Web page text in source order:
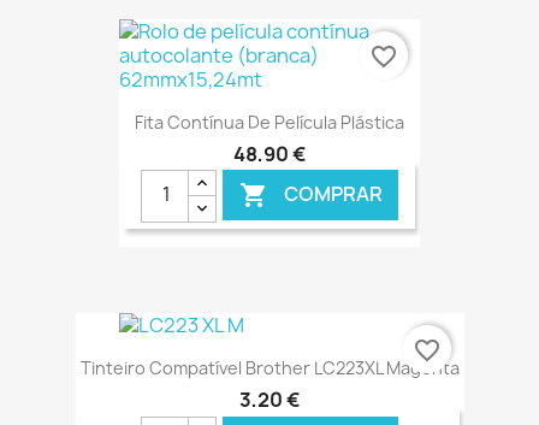
€ ONLINE
Fita Contínua De Película Plástica
48,90 €
 COMPRAR
favorite_border
Tinteiro Compatível Brother LC223XL Magenta
3,20 €
favorite_border